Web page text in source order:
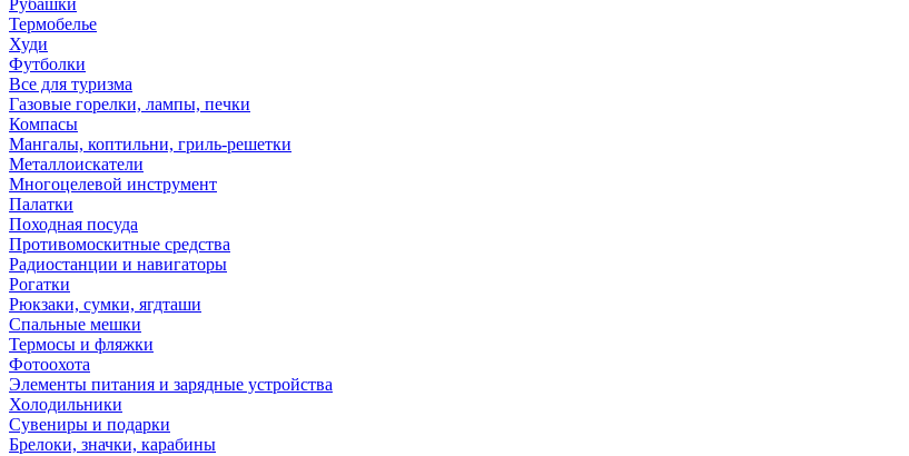
Рубашки
Термобелье
Худи
Футболки
Все для туризма
Газовые горелки, лампы, печки
Компасы
Мангалы, коптильни, гриль-решетки
Металлоискатели
Многоцелевой инструмент
Палатки
Походная посуда
Противомоскитные средства
Радиостанции и навигаторы
Рогатки
Рюкзаки, сумки, ягдташи
Спальные мешки
Термосы и фляжки
Фотоохота
Элементы питания и зарядные устройства
Холодильники
Сувениры и подарки
Брелоки, значки, карабины